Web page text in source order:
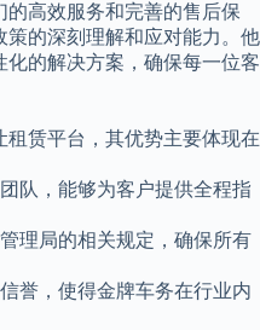
高效服务和完善的售后保
的深刻理解和应对能力。他
的解决方案，确保每一位客
赁平台，其优势主要体现在
队，能够为客户提供全程指
理局的相关规定，确保所有
誉，使得金牌车务在行业内